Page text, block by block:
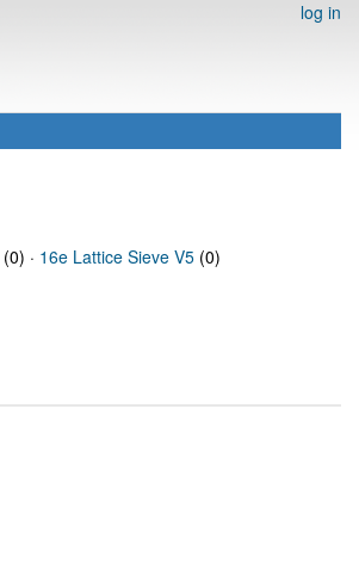
log in
(0) · 16e Lattice Sieve V5 (0)